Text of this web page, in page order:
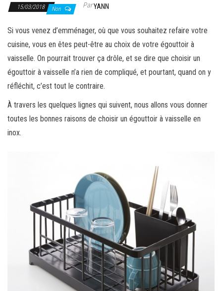
15/03/2018 Non ParYANN
Si vous venez d’emménager, où que vous souhaitez refaire votre
cuisine, vous en êtes peut-être au choix de votre égouttoir à
vaisselle. On pourrait trouver ça drôle, et se dire que choisir un
égouttoir à vaisselle n’a rien de compliqué, et pourtant, quand on y
réfléchit, c’est tout le contraire.
À travers les quelques lignes qui suivent, nous allons vous donner
toutes les bonnes raisons de choisir un égouttoir à vaisselle en
inox.